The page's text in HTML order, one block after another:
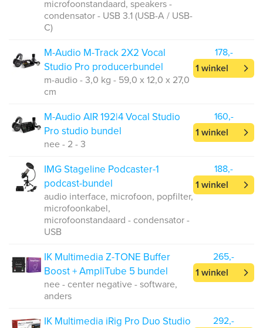
microfoonstandaard, speakers -
condensator - USB 3.1 (USB-A / USB-
C)
M-Audio M-Track 2X2 Vocal
Studio Pro producerbundel
m-audio - 3,0 kg - 59,0 x 12,0 x 27,0
cm
178,-
1 winkel
M-Audio AIR 192|4 Vocal Studio
Pro studio bundel
nee - 2 - 3
160,-
1 winkel
IMG Stageline Podcaster-1
podcast-bundel
audio interface, microfoon, popfilter,
microfoonkabel,
microfoonstandaard - condensator -
USB
188,-
1 winkel
IK Multimedia Z-TONE Buffer
Boost + AmpliTube 5 bundel
nee - center negative - software,
anders
265,-
1 winkel
IK Multimedia iRig Pro Duo Studio
292,-